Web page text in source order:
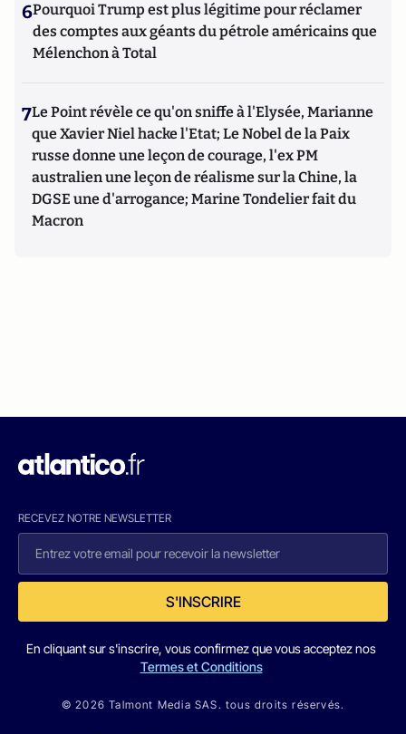
6Pourquoi Trump est plus légitime pour réclamer
des comptes aux géants du pétrole américains que
Mélenchon à Total
7Le Point révèle ce qu'on sniffe à l'Elysée, Marianne
que Xavier Niel hacke l'Etat; Le Nobel de la Paix
russe donne une leçon de courage, l'ex PM
australien une leçon de réalisme sur la Chine, la
DGSE une d'arrogance; Marine Tondelier fait du
Macron
RECEVEZ NOTRE NEWSLETTER
S'INSCRIRE
En cliquant sur s'inscrire, vous confirmez que vous acceptez nos
Termes et Conditions
© 2026 Talmont Media SAS. tous droits réservés.